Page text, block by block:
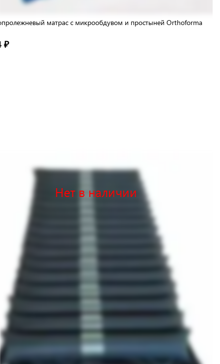
матрас с микрообдувом и простыней Orthoforma
₽
Нет в наличии